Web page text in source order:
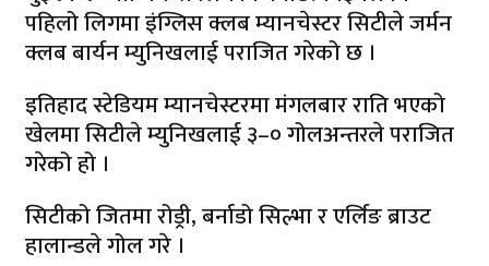
पहिलो लिगमा इंग्लिस क्लब म्यानचेस्टर सिटीले जर्मन
क्लब बार्यन म्युनिखलाई पराजित गरेको छ ।
इतिहाद स्टेडियम म्यानचेस्टरमा मंगलबार राति भएको
खेलमा सिटीले म्युनिखलाई ३–० गोलअन्तरले पराजित
गरेको हो ।
सिटीको जितमा रोड्री, बर्नाडो सिल्भा र एर्लिङ ब्राउट
हालान्डले गोल गरे ।